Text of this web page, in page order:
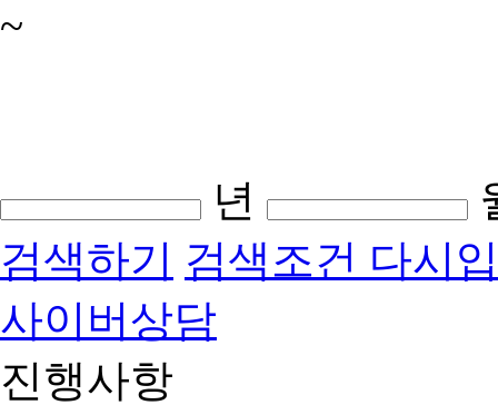
~
년
검색하기 검색조건 다시
사이버상담
진행사항